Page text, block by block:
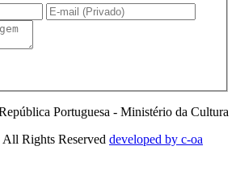
Portuguesa - Ministério da Cultura
Rights Reserved developed by c-oa